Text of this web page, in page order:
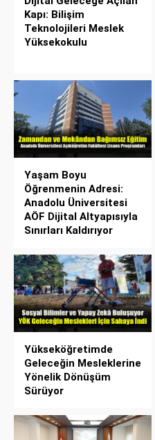
Kapı: Bilişim
Teknolojileri Meslek
Yüksekokulu
Yaşam Boyu
Öğrenmenin Adresi:
Anadolu Üniversitesi
AÖF Dijital Altyapısıyla
Sınırları Kaldırıyor
Yükseköğretimde
Geleceğin Mesleklerine
Yönelik Dönüşüm
Sürüyor